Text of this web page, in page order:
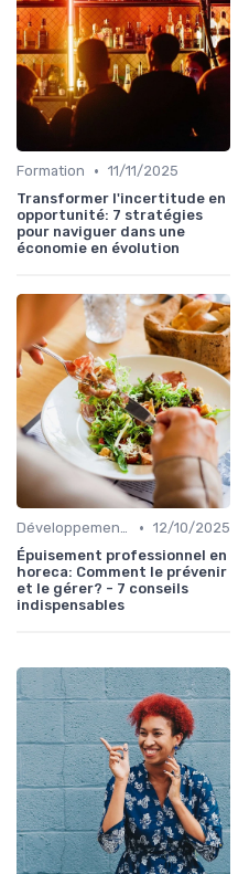
Formation • 11/11/2025
Transformer l'incertitude en
opportunité: 7 stratégies
pour naviguer dans une
économie en évolution
Développement personnel • 12/10/2025
Épuisement professionnel en
horeca: Comment le prévenir
et le gérer? - 7 conseils
indispensables